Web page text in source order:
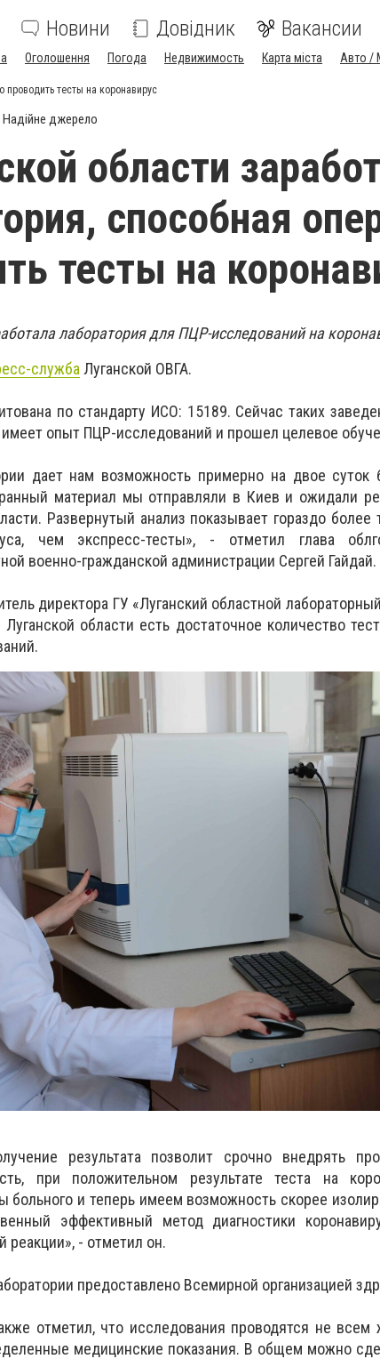
Новини Довідник Вакансии
Оголошення Погода Недвижимость Карта міста Авто /
проводить тесты на коронавирус
Надійне джерело
области
способная
тесты на
лаборатория для ПЦР-исследований на
служба Луганской ОВГА.
по стандарту ИСО: 15189. Сейчас таких
опыт ПЦР-исследований и прошел целевое
дает нам возможность примерно на двое суток
материал мы отправляли в Киев и ожидали
Развернутый анализ показывает гораздо более
чем экспресс-тесты», - отметил глава
военно-гражданской администрации Сергей Гайдай.
директора ГУ «Луганский областной
области есть достаточное количество
результата позволит срочно внедрять
при положительном результате теста на
больного и теперь имеем возможность скорее
эффективный метод диагностики
реакции», - отметил он.
предоставлено Всемирной организацией
отметил, что исследования проводятся не
медицинские показания. В общем можно